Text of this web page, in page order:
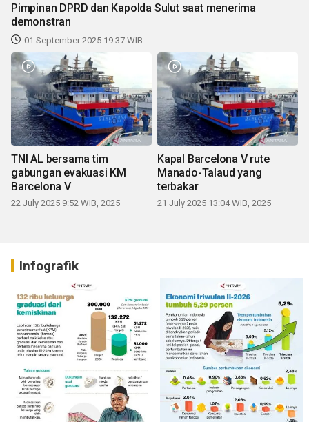
Pimpinan DPRD dan Kapolda Sulut saat menerima
demonstran
01 September 2025 19:37 WIB
TNI AL bersama tim
gabungan evakuasi KM
Barcelona V
22 July 2025 9:52 WIB, 2025
Kapal Barcelona V rute
Manado-Talaud yang
terbakar
21 July 2025 13:04 WIB, 2025
Infografik